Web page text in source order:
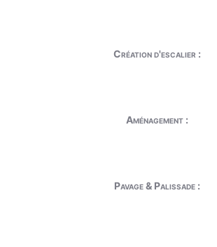
Création d'escalier :
Aménagement :
Pavage & Palissade :